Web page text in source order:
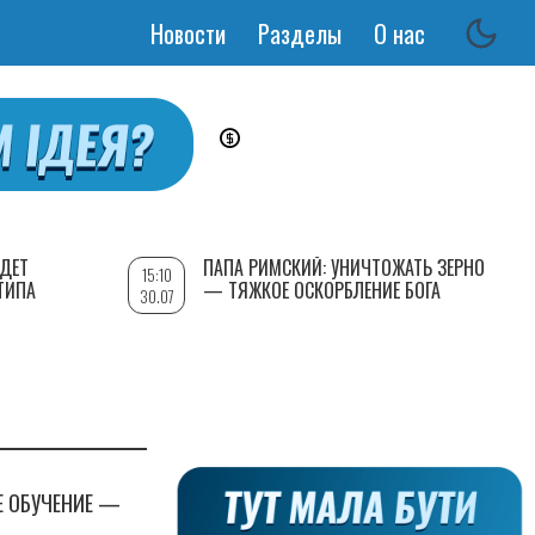
Основная
Новости Разделы О нас
ОБУЧЕНИЕ —
15:10
30.07
ПАПА РИМСКИЙ: УНИЧТОЖАТЬ ЗЕРНО
— ТЯЖКОЕ ОСКОРБЛЕНИЕ БОГА